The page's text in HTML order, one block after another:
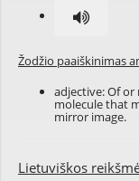
Žodžio paaiškinimas
adjective: Of
molecule that
mirror image.
Lietuviškos